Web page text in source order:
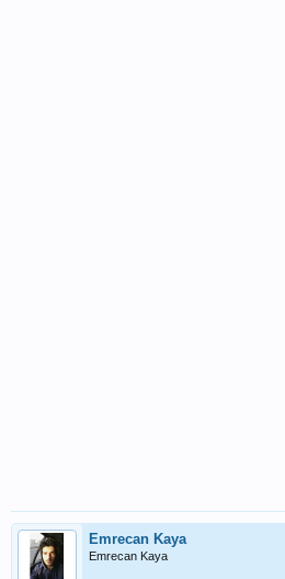
Emrecan Kaya
Emrecan Kaya